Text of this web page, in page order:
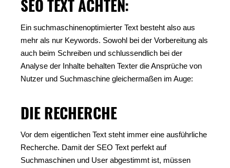
SEO TEXT ACHTEN:
Ein suchmaschinenoptimierter Text besteht also aus
mehr als nur Keywords. Sowohl bei der Vorbereitung als
auch beim Schreiben und schlussendlich bei der
Analyse der Inhalte behalten Texter die Ansprüche von
Nutzer und Suchmaschine gleichermaßen im Auge:
DIE RECHERCHE
Vor dem eigentlichen Text steht immer eine ausführliche
Recherche. Damit der SEO Text perfekt auf
Suchmaschinen und User abgestimmt ist, müssen